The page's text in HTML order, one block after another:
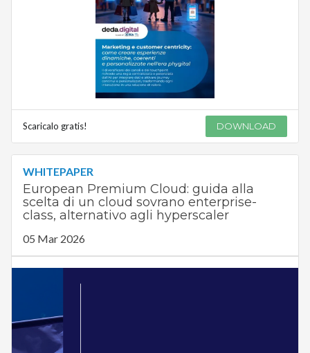
Scaricalo gratis! DOWNLOAD
WHITEPAPER
European Premium Cloud: guida alla
scelta di un cloud sovrano enterprise-
class, alternativo agli hyperscaler
05 Mar 2026